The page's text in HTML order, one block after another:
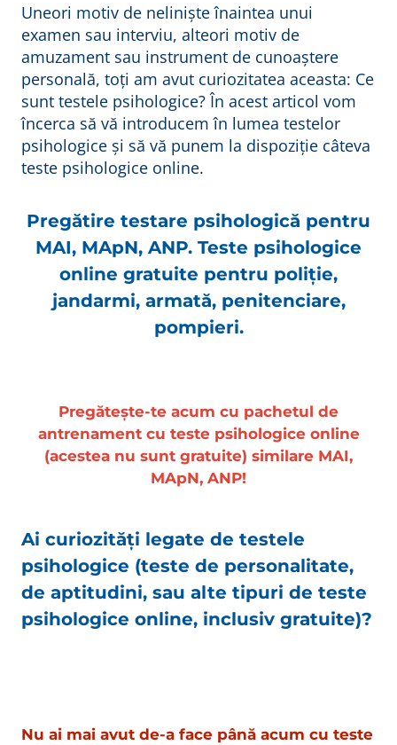
Uneori motiv de neliniște înaintea unui
examen sau interviu, alteori motiv de
amuzament sau instrument de cunoaștere
personală, toți am avut curiozitatea aceasta: Ce
sunt testele psihologice? În acest articol vom
încerca să vă introducem în lumea testelor
psihologice și să vă punem la dispoziție câteva
teste psihologice online.
Pregătire testare psihologică pentru
MAI, MApN, ANP. Teste psihologice
online gratuite pentru poliție,
jandarmi, armată, penitenciare,
pompieri.
Pregătește-te acum cu pachetul de
antrenament cu teste psihologice online
(acestea nu sunt gratuite) similare MAI,
MApN, ANP!
Ai curiozități legate de testele
psihologice (teste de personalitate,
de aptitudini, sau alte tipuri de teste
psihologice online, inclusiv gratuite)?
Nu ai mai avut de-a face până acum cu teste